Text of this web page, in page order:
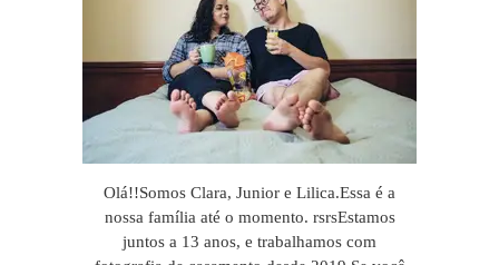
Olá!!Somos Clara, Junior e Lilica.Essa é a
nossa família até o momento. rsrsEstamos
juntos a 13 anos, e trabalhamos com